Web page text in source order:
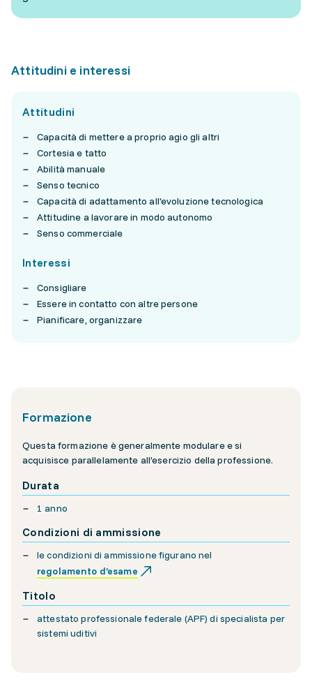
Attitudini e interessi
Attitudini
Capacità di mettere a proprio agio gli altri
Cortesia e tatto
Abilità manuale
Senso tecnico
Capacità di adattamento all'evoluzione tecnologica
Attitudine a lavorare in modo autonomo
Senso commerciale
Interessi
Consigliare
Essere in contatto con altre persone
Pianificare, organizzare
Formazione
Questa formazione è generalmente modulare e si
acquisisce parallelamente all’esercizio della professione.
Durata
1 anno
Condizioni di ammissione
le condizioni di ammissione figurano nel
regolamento d’esame
Titolo
attestato professionale federale (APF) di specialista per
sistemi uditivi